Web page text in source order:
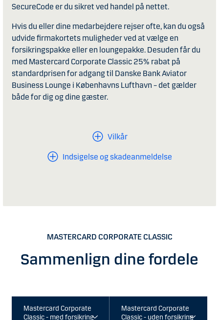
SecureCode er du sikret ved handel på nettet.
Hvis du eller dine medarbejdere rejser ofte, kan du også
udvide firmakortets muligheder ved at vælge en
forsikringspakke eller en loungepakke. Desuden får du
med Mastercard Corporate Classic 25% rabat på
standardprisen for adgang til Danske Bank Aviator
Business Lounge i Københavns Lufthavn – det gælder
både for dig og dine gæster.
Vilkår
Indsigelse og skadeanmeldelse
MASTERCARD CORPORATE CLASSIC
Sammenlign dine fordele